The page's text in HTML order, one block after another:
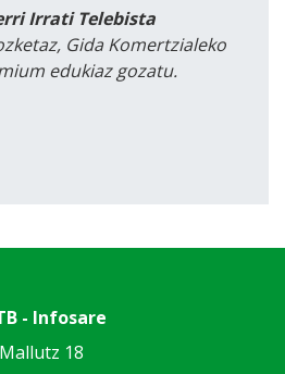
Irrati Telebista
Gida Komertzialeko
edukiaz gozatu.
- Infosare
Mallutz 18